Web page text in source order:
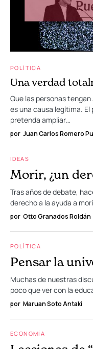
POLÍTICA
Una verdad
Que las personas
es una causa legítima. El
pretenda ampliar…
por Juan Carlos Romero
IDEAS
Morir, ¿un
Tras años de debate,
derecho a la ayuda a
por Otto Granados Roldán
POLÍTICA
Pensar la
Muchas de nuestras
poco que ver con la
por Maruan Soto Antaki
ECONOMÍA